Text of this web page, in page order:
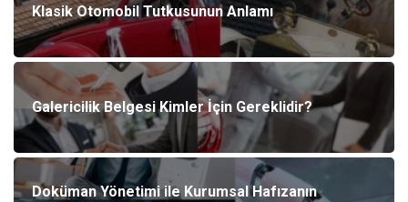
Klasik Otomobil Tutkusunun Anlamı
Galericilik Belgesi Kimler İçin Gereklidir?
Doküman Yönetimi ile Kurumsal Hafızanın